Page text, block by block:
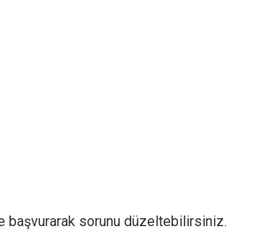
başvurarak sorunu düzeltebilirsiniz.